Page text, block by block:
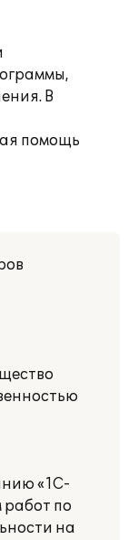
В
помощь
«1С-
работ по
на